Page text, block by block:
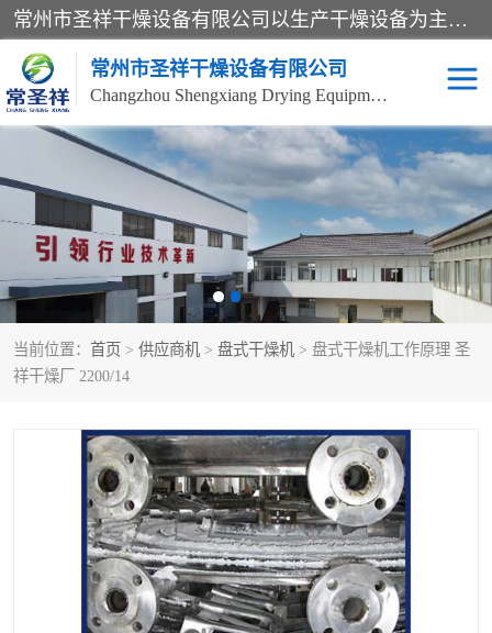
常州市圣祥干燥设备有限公司以生产干燥设备为主导产品，提供：干燥设备、干燥机、混合机、气流干燥机、烘箱、热风循环烘箱、沸腾干燥机、烘干机、喷雾干燥机等产品的生产、制造与销售服务。
常州市圣祥干燥设备有限公司
Changzhou Shengxiang Drying Equipment Co. , Ltd.
当前位置： 首页 > 供应商机 > 盘式干燥机 > 盘式干燥机工作原理 圣
祥干燥厂 2200/14
单锥真空干燥机 双锥真空干燥机
气流干燥机 滚筒刮板干燥机
干燥机 闪蒸干燥机
桨叶干燥机 高速混合机
粗粉碎机 带式干燥机
单锥螺带真空干燥机 沸腾干燥机
方形圆形真空干燥机 真空耙式干燥机
热风循环烘箱 喷雾干燥机